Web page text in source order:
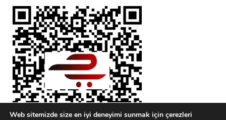
Web sitemizde size en iyi deneyimi sunmak için çerezleri